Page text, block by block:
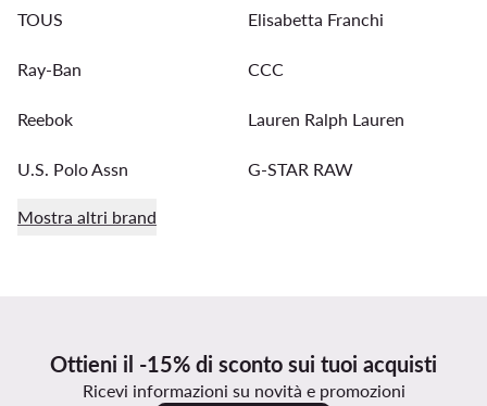
TOUS Elisabetta Franchi
Ray-Ban CCC
Reebok Lauren Ralph Lauren
U.S. Polo Assn G-STAR RAW
Mostra altri brand
Ottieni il -15% di sconto sui tuoi acquisti
Ricevi informazioni su novità e promozioni